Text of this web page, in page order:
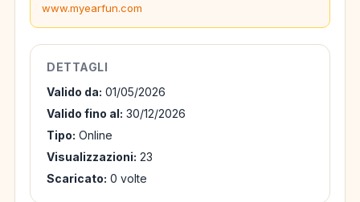
www.myearfun.com
DETTAGLI
Valido da: 01/05/2026
Valido fino al: 30/12/2026
Tipo: Online
Visualizzazioni: 23
Scaricato: 0 volte